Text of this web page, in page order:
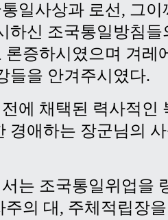
일사상과 로선, 그
하신 조국통일방침
론증하시였으며 겨레
들을 안겨주시였다.
에 채택된 력사적인
경애하는 장군님의
는 조국통일위업을
주의 대, 주체적립장